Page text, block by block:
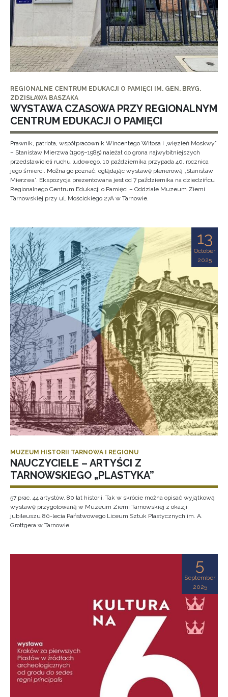
REGIONALNE CENTRUM EDUKACJI O PAMIĘCI IM. GEN. BRYG.
ZDZISŁAWA BASZAKA
WYSTAWA CZASOWA PRZY REGIONALNYM
CENTRUM EDUKACJI O PAMIĘCI
Prawnik, patriota, współpracownik Wincentego Witosa i „więzień Moskwy”
– Stanisław Mierzwa (1905–1985) należał do grona najwybitniejszych
przedstawicieli ruchu ludowego. 10 października przypada 40. rocznica
jego śmierci. Można go poznać, oglądając wystawę plenerową „Stanisław
Mierzwa”. Ekspozycja prezentowana jest od 7 października na dziedzińcu
Regionalnego Centrum Edukacji o Pamięci – Oddziale Muzeum Ziemi
Tarnowskiej przy ul. Mościckiego 27A w Tarnowie.
13
October
2025
MUZEUM HISTORII TARNOWA I REGIONU
NAUCZYCIELE – ARTYŚCI Z
TARNOWSKIEGO „PLASTYKA”
57 prac. 44 artystów. 80 lat historii. Tak w skrócie można opisać wyjątkową
wystawę przygotowaną w Muzeum Ziemi Tarnowskiej z okazji
jubileuszu 80-lecia Państwowego Liceum Sztuk Plastycznych im. A.
Grottgera w Tarnowie.
5
September
2025